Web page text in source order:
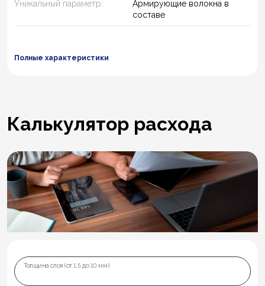
Уникальный параметр:
Армирующие волокна в
составе
Полные характеристики
Калькулятор расхода
Толщина слоя (от 1,5 до 10 мм)